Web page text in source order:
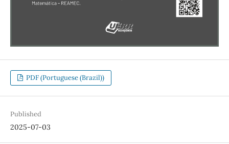
PDF (Portuguese (Brazil))
Published
2025-07-03